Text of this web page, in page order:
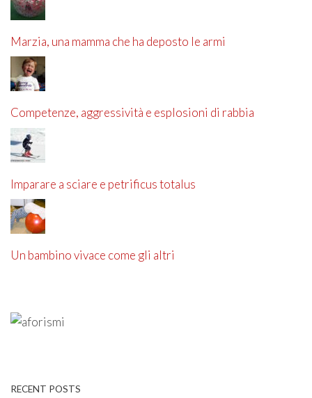
Marzia, una mamma che ha deposto le armi
Competenze, aggressività e esplosioni di rabbia
Imparare a sciare e petrificus totalus
Un bambino vivace come gli altri
RECENT POSTS